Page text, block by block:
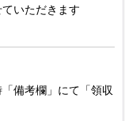
いただきます
備考欄」にて「領収